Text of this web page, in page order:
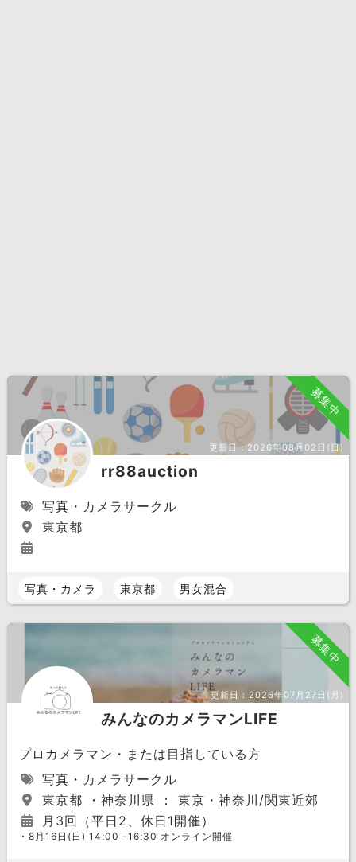
募集中
更新日：2026年08月02日(日)
rr88auction
写真・カメラサークル
東京都
写真・カメラ 東京都 男女混合
募集中
更新日： 2026年07月27日(月)
みんなのカメラマンLIFE
プロカメラマン・または目指している方
写真・カメラサークル
東京都 ・神奈川県 ： 東京・神奈川/関東近郊
月3回（平日2、休日1開催）
・8月16日(日) 14:00 -16:30 オンライン開催